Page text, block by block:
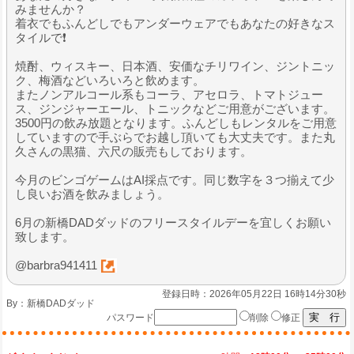
みませんか？
着衣でもふんどしでもアンダーウェアでもあなたの好きなス
タイルで❗️
焼酎、ウィスキー、日本酒、安価なチリワイン、ジントニッ
ク、梅酒などいろいろと飲めます。
またノンアルコール系もコーラ、アセロラ、トマトジュー
ス、ジンジャーエール、トニックなどご用意がございます。
3500円の飲み放題となります。ふんどしもレンタルをご用意
していますので手ぶらでお越し頂いても大丈夫です。また丸
久さんの黒猫、六尺の販売もしております。
今月のビンゴゲームはAI採点です。同じ数字を３つ揃えて少
し良いお酒を飲みましょう。
6月の新橋DADダッドのフリースタイルデーを宜しくお願い
致します。
@barbra941411
登録日時：2026年05月22日 16時14分30秒
By： 新橋DADダッド
パスワード
削除 修正